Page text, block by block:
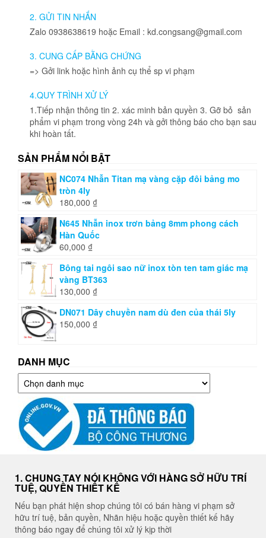
chọn
thể
được
chọn
trên
sản
phẩm
thể
phẩm
2. GỬI TIN NHẮN
Zalo 0938638619 hoặc Email : kd.congsang@gmail.com
3. CUNG CẤP BẰNG CHỨNG
=> Gởi link hoặc hình ảnh cụ thể sp vi phạm
4.QUY TRÌNH XỬ LÝ
1.Tiếp nhận thông tin 2. xác minh bản quyền 3. Gỡ bỏ sản
phẩm vi phạm trong vòng 24h và gởi thông báo cho bạn sau
khi hoàn tất.
SẢN PHẨM NỔI BẬT
NC074 Nhẫn Titan mạ vàng cặp đôi bảng mo
tròn 4ly
180,000 ₫
N645 Nhẫn inox trơn bảng 8mm phong cách
Hàn Quốc
60,000 ₫
Bông tai ngôi sao nữ inox tòn ten tam giác mạ
vàng BT363
130,000 ₫
DN071 Dây chuyền nam dù đen của thái 5ly
150,000 ₫
DANH MỤC
Danh
mục
1. CHUNG TAY NÓI KHÔNG VỚI HÀNG SỞ HỮU TRÍ
TUỆ, QUYỀN THIẾT KẾ
Nếu bạn phát hiện shop chúng tôi có bán hàng vi phạm sở
hữu trí tuệ, bản quyền, Nhãn hiệu hoặc quyền thiết kế hãy
thông báo ngay để chúng tôi xử lý kịp thời